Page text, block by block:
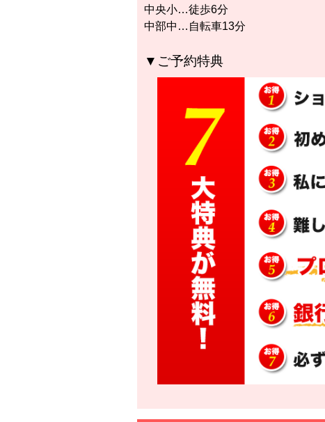
中央小…徒歩6分
中部中…自転車13分
▼ご予約特典